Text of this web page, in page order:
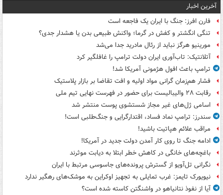
آخرین اخبار
فارن افرز: جنگ با ایران یک فاجعه است
تنگی انگشتر و کفش در گرما؛ واکنش طبیعی بدن یا هشدار جدی؟
مورینیو هرگز نباید از رئال مادرید جدا می‌شد
آتلانتیک: تاب‌آوری ایران دولت ترامپ را غافلگیر کرد
ترامپ باعث افول هژمونی آمریکا شد!
فشار هم‌زمان گرانی مواد اولیه و افت تقاضا بر بازار پلاستیک
رقابت ۲۸ والیبالیست برای حضور در فهرست نهایی تیم ملی
اسامی ژل‌های غیر مجاز شستشوی پوست منتشر شد
سندرز: ترامپ نماد فساد، اقتدارگرایی و جنگ‌طلبی است!
مراقب علائم هپاتیت باشید!
ادامه جنگ تا روی کار آمدن دولت جدید در آمریکا!
باغچه‌های خانگی در کاهش خطر ابتلا به دیابت موثرند
نگرانی تل‌آویو از گسترش پرونده‌های جاسوسی مرتبط با ایران
نیویورک تایمز: غرب تمایلی به تجهیز اوکراین به موشک‌های رهگیر ندارد
آیا از نفوذ نتانیاهو در واشنگتن کاسته شده است؟